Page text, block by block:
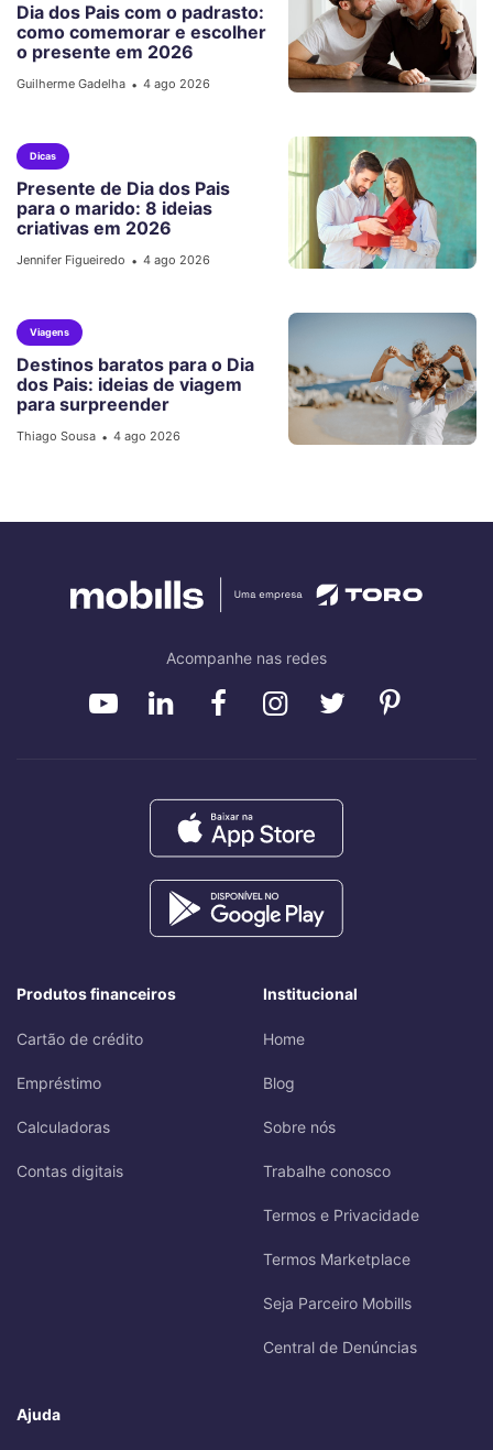
Dia dos Pais com o padrasto:
como comemorar e escolher
o presente em 2026
Guilherme Gadelha • 4 ago 2026
Dicas
Presente de Dia dos Pais
para o marido: 8 ideias
criativas em 2026
Jennifer Figueiredo • 4 ago 2026
Viagens
Destinos baratos para o Dia
dos Pais: ideias de viagem
para surpreender
Thiago Sousa • 4 ago 2026
Acompanhe nas redes
Produtos financeiros
Cartão de crédito
Empréstimo
Calculadoras
Contas digitais
Institucional
Home
Blog
Sobre nós
Trabalhe conosco
Termos e Privacidade
Termos Marketplace
Seja Parceiro Mobills
Central de Denúncias
Ajuda